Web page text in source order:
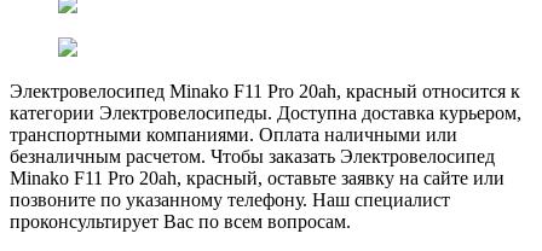
Электровелосипед Minako F11 Pro 20ah, красный относится к
категории Электровелосипеды. Доступна доставка курьером,
транспортными компаниями. Оплата наличными или
безналичным расчетом. Чтобы заказать Электровелосипед
Minako F11 Pro 20ah, красный, оставьте заявку на сайте или
позвоните по указанному телефону. Наш специалист
проконсультирует Вас по всем вопросам.